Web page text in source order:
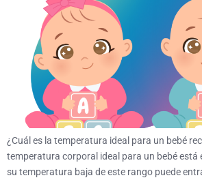
¿Cuál es la temperatura ideal para un bebé
temperatura corporal ideal para un bebé está
su temperatura baja de este rango puede